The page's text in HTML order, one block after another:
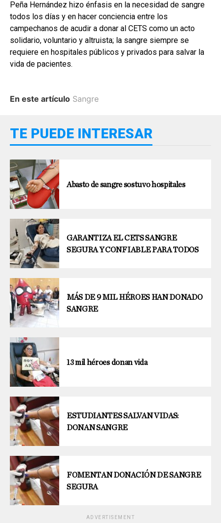
Peña Hernández hizo énfasis en la necesidad de sangre
todos los días y en hacer conciencia entre los
campechanos de acudir a donar al CETS como un acto
solidario, voluntario y altruista; la sangre siempre se
requiere en hospitales públicos y privados para salvar la
vida de pacientes.
En este artículo Sangre
TE PUEDE INTERESAR
Abasto de sangre sostuvo hospitales
GARANTIZA EL CETS SANGRE
SEGURA Y CONFIABLE PARA TODOS
MÁS DE 9 MIL HÉROES HAN DONADO
SANGRE
13 mil héroes donan vida
ESTUDIANTES SALVAN VIDAS:
DONAN SANGRE
FOMENTAN DONACIÓN DE SANGRE
SEGURA
ADVERTISEMENT